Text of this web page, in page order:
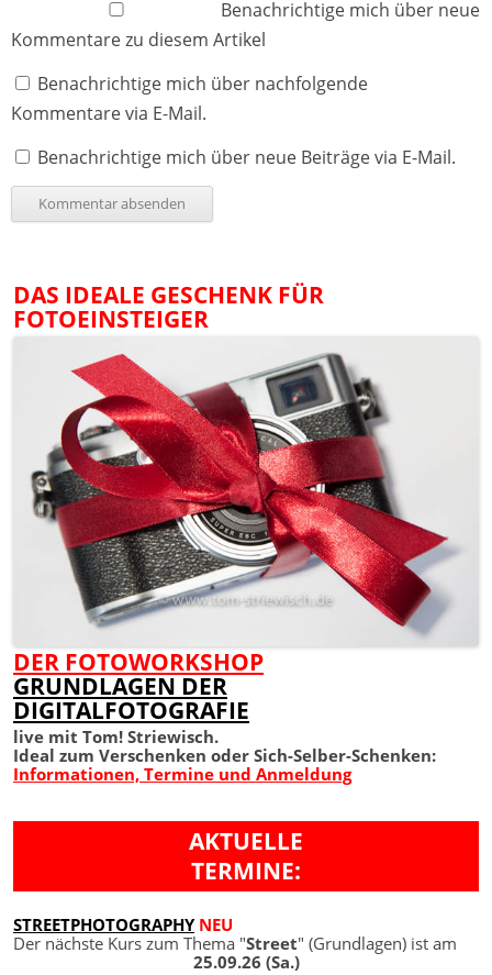
Benachrichtige mich über neue
Kommentare zu diesem Artikel
Benachrichtige mich über nachfolgende
Kommentare via E-Mail.
Benachrichtige mich über neue Beiträge via E-Mail.
DAS IDEALE GESCHENK FÜR
FOTOEINSTEIGER
DER FOTOWORKSHOP
GRUNDLAGEN DER
DIGITALFOTOGRAFIE
live mit Tom! Striewisch.
Ideal zum Verschenken oder Sich-Selber-Schenken:
Informationen, Termine und Anmeldung
AKTUELLE
TERMINE:
STREETPHOTOGRAPHY NEU
Der nächste Kurs zum Thema "Street" (Grundlagen) ist am
25.09.26 (Sa.)